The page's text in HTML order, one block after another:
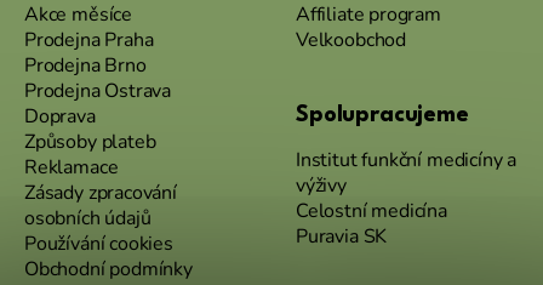
Akce měsíce
Prodejna Praha
Prodejna Brno
Prodejna Ostrava
Doprava
Způsoby plateb
Reklamace
Zásady zpracování
osobních údajů
Používání cookies
Obchodní podmínky
Affiliate program
Velkoobchod
Spolupracujeme
Institut funkční medicíny a
výživy
Celostní medicína
Puravia SK